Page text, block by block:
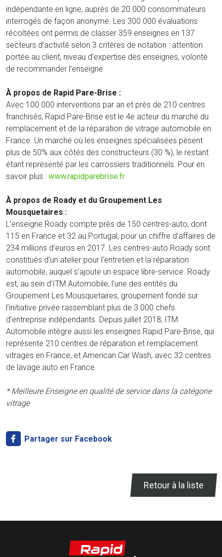
indépendante en ligne, auprès de 20 000 consommateurs
interrogés de façon anonyme. Les 300 000 évaluations
récoltées ont permis de classer 359 enseignes en 137
secteurs d’activité selon 3 critères de notation : attention
portée au client, niveau d’expertise des enseignes, volonté
de recommander l’enseigne.
À propos de Rapid Pare-Brise :
Avec 100 000 interventions par an et près de 210 centres
franchisés, Rapid Pare-Brise est le 4e acteur du marché du
remplacement et de la réparation de vitrage automobile en
France. Un marché où les enseignes spécialisées pèsent
plus de 50% aux côtés des constructeurs (30 %), le restant
étant représenté par les carrossiers traditionnels. Pour en
savoir plus : www.rapidparebrise.fr
À propos de Roady et du Groupement Les
Mousquetaires :
L’enseigne Roady compte près de 150 centres-auto, dont
115 en France et 32 au Portugal, pour un chiffre d’affaires de
234 millions d’euros en 2017. Les centres-auto Roady sont
constitués d’un atelier pour l’entretien et la réparation
automobile, auquel s’ajoute un espace libre-service. Roady
est, au sein d’ITM Automobile, l’une des entités du
Groupement Les Mousquetaires, groupement fondé sur
l’initiative privée rassemblant plus de 3 000 chefs
d’entreprise indépendants. Depuis juillet 2018, ITM
Automobile intègre aussi les enseignes Rapid Pare-Brise, qui
représente 210 centres de réparation et remplacement
vitrages en France, et American Car Wash, avec 32 centres
de lavage auto en France.
* Meilleure Enseigne en qualité de service dans la catégorie
vitrage
Partager sur Facebook
Retour à la liste